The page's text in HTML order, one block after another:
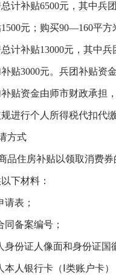
计补贴6500元，其中兵
1500元；购买90—160平方
计补贴13000元，其中兵
贴3000元。兵团补贴资
贴资金由师市财政承担
进行个人所得税代扣代缴
方式
品住房补贴以领取消费
下材料：
请表；
同备案编号；
身份证人像面和身份证国
本人银行卡（ Ⅰ类账户卡